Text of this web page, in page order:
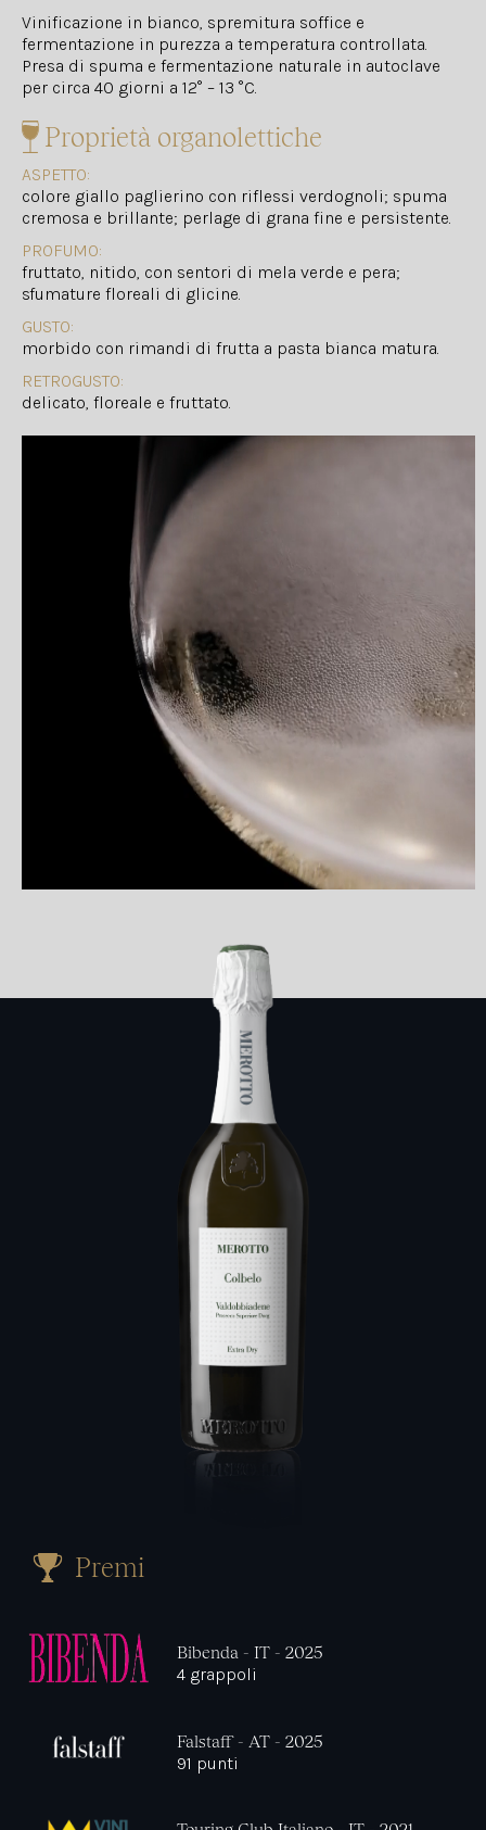
Vinificazione in bianco, spremitura soffice e
fermentazione in purezza a temperatura controllata.
Presa di spuma e fermentazione naturale in autoclave
per circa 40 giorni a 12° – 13 °C.
Proprietà organolettiche
ASPETTO:
colore giallo paglierino con riflessi verdognoli; spuma
cremosa e brillante; perlage di grana fine e persistente.
PROFUMO:
fruttato, nitido, con sentori di mela verde e pera;
sfumature floreali di glicine.
GUSTO:
morbido con rimandi di frutta a pasta bianca matura.
RETROGUSTO:
delicato, floreale e fruttato.
Premi
Bibenda - IT - 2025
4 grappoli
Falstaff - AT - 2025
91 punti